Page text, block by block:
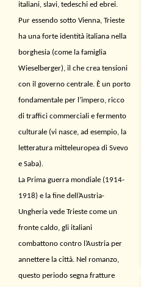
italiani, slavi, tedeschi ed ebrei.
Pur essendo sotto Vienna, Trieste
ha una forte identità italiana nella
borghesia (come la famiglia
Wieselberger), il che crea tensioni
con il governo centrale. È un porto
fondamentale per l’impero, ricco
di traffici commerciali e fermento
culturale (vi nasce, ad esempio, la
letteratura mitteleuropea di Svevo
e Saba).
La Prima guerra mondiale (1914-
1918) e la fine dell’Austria-
Ungheria vede Trieste come un
fronte caldo, gli italiani
combattono contro l’Austria per
annettere la città. Nel romanzo,
questo periodo segna fratture